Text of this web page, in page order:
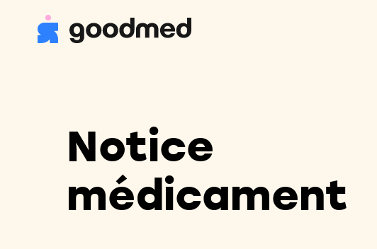
Notice
médicament